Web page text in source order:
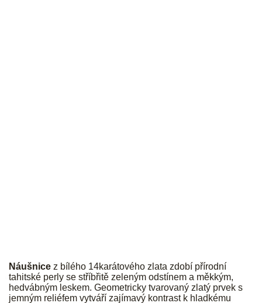
Náušnice z bílého 14karátového zlata zdobí přírodní
tahitské perly se stříbřitě zeleným odstínem a měkkým,
hedvábným leskem. Geometricky tvarovaný zlatý prvek s
jemným reliéfem vytváří zajímavý kontrast k hladkému